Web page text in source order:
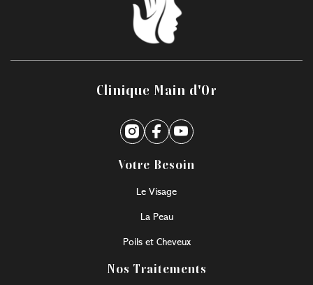
Clinique Main d'Or
Votre Besoin
Le Visage
La Peau
Poils et Cheveux
Nos Traitements